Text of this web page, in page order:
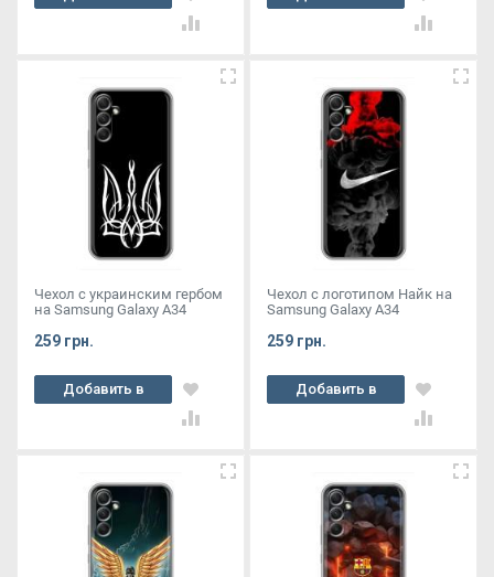
корзину
корзину
Чехол с украинским гербом
на Samsung Galaxy A34
259 грн.
Добавить в
корзину
Чехол с логотипом Найк на
Samsung Galaxy A34
259 грн.
Добавить в
корзину